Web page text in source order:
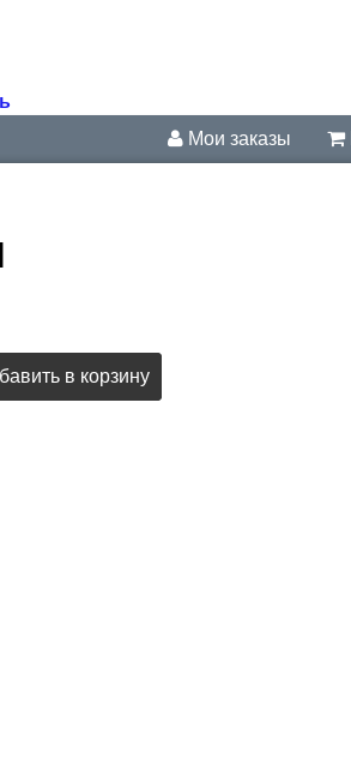
Мои заказы
в корзину